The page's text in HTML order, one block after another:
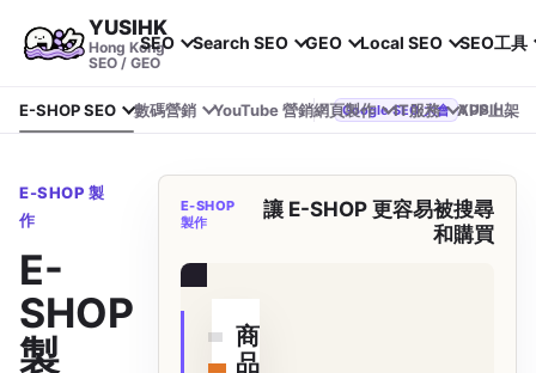
YUSIHK
Hong Kong
SEO / GEO
SEO Search SEO GEO Local SEO SEO工具
E-SHOP SEO 數碼營銷 YouTube 營銷網頁製作 IT服務 APP上架
Google SEO 大會 YUSIHK 近期參加 Google Search Central Live
E-SHOP 製
作
E-
SHOP
製
E-SHOP
製作
讓 E-SHOP 更容易被搜尋
和購買
商
品